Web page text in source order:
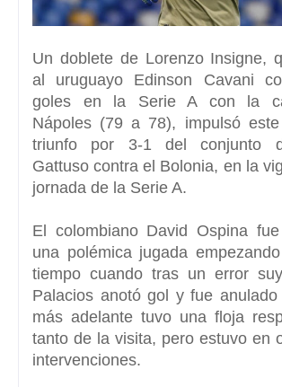
Un doblete de Lorenzo Insigne,
al uruguayo Edinson Cavani
goles en la Serie A con la
Nápoles (79 a 78), impulsó
triunfo por 3-1 del conjunto
Gattuso contra el Bolonia, en la
jornada de la Serie A.
El colombiano David Ospina
una polémica jugada empezando
tiempo cuando tras un error
Palacios anotó gol y fue
más adelante tuvo una floja
tanto de la visita, pero estuvo en
intervenciones.